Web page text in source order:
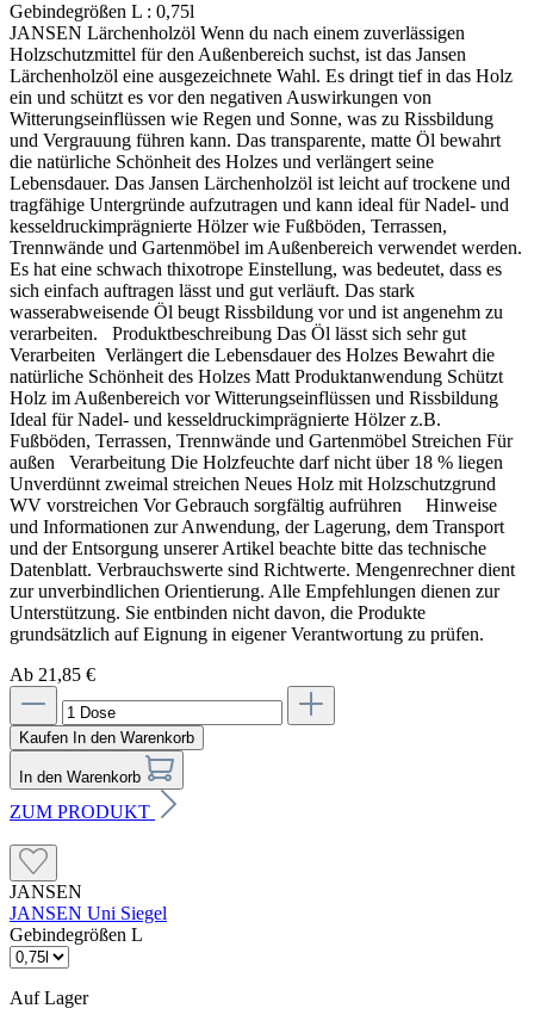
Gebindegrößen L : 0,75l
JANSEN Lärchenholzöl Wenn du nach einem zuverlässigen
Holzschutzmittel für den Außenbereich suchst, ist das Jansen
Lärchenholzöl eine ausgezeichnete Wahl. Es dringt tief in das Holz
ein und schützt es vor den negativen Auswirkungen von
Witterungseinflüssen wie Regen und Sonne, was zu Rissbildung
und Vergrauung führen kann. Das transparente, matte Öl bewahrt
die natürliche Schönheit des Holzes und verlängert seine
Lebensdauer. Das Jansen Lärchenholzöl ist leicht auf trockene und
tragfähige Untergründe aufzutragen und kann ideal für Nadel- und
kesseldruckimprägnierte Hölzer wie Fußböden, Terrassen,
Trennwände und Gartenmöbel im Außenbereich verwendet werden.
Es hat eine schwach thixotrope Einstellung, was bedeutet, dass es
sich einfach auftragen lässt und gut verläuft. Das stark
wasserabweisende Öl beugt Rissbildung vor und ist angenehm zu
verarbeiten. Produktbeschreibung Das Öl lässt sich sehr gut
Verarbeiten Verlängert die Lebensdauer des Holzes Bewahrt die
natürliche Schönheit des Holzes Matt Produktanwendung Schützt
Holz im Außenbereich vor Witterungseinflüssen und Rissbildung
Ideal für Nadel- und kesseldruckimprägnierte Hölzer z.B.
Fußböden, Terrassen, Trennwände und Gartenmöbel Streichen Für
außen Verarbeitung Die Holzfeuchte darf nicht über 18 % liegen
Unverdünnt zweimal streichen Neues Holz mit Holzschutzgrund
WV vorstreichen Vor Gebrauch sorgfältig aufrühren Hinweise
und Informationen zur Anwendung, der Lagerung, dem Transport
und der Entsorgung unserer Artikel beachte bitte das technische
Datenblatt. Verbrauchswerte sind Richtwerte. Mengenrechner dient
zur unverbindlichen Orientierung. Alle Empfehlungen dienen zur
Unterstützung. Sie entbinden nicht davon, die Produkte
grundsätzlich auf Eignung in eigener Verantwortung zu prüfen.
Ab 21,85 €
Kaufen In den Warenkorb
In den Warenkorb
ZUM PRODUKT
JANSEN
JANSEN Uni Siegel
Gebindegrößen L
Auf Lager